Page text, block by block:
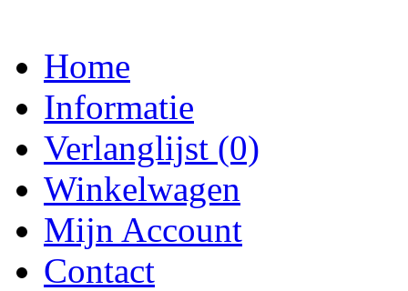
Home
Informatie
Verlanglijst (0)
Winkelwagen
Mijn Account
Contact